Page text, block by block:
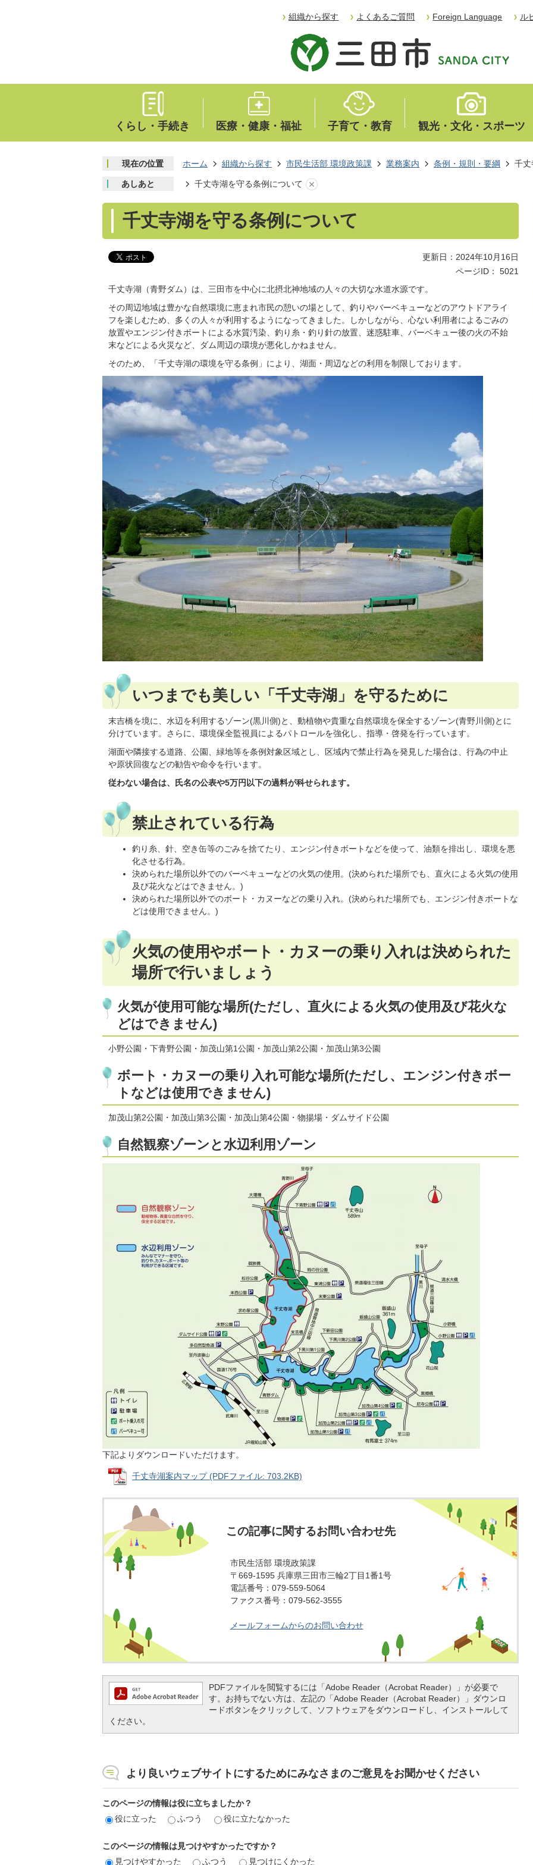
組織から探す よくあるご質問 Foreign Language ル
くらし・手続き 医療・健康・福祉 子育て・教育 観光・文化・スポーツ
現在の位置 ホーム 組織から探す 市民生活部 環境政策課 業務案内 条例・規則・要綱 千丈
あしあと 千丈寺湖を守る条例について
千丈寺湖を守る条例について
更新日：2024年10月16日
ページID：
5021
千丈寺湖（青野ダム）は、三田市を中心に北摂北神地域の人々の大切な水道水源です。
その周辺地域は豊かな自然環境に恵まれ市民の憩いの場として、釣りやバーベキューなどのアウトドアライ
フを楽しむため、多くの人々が利用するようになってきました。しかしながら、心ない利用者によるごみの
放置やエンジン付きボートによる水質汚染、釣り糸・釣り針の放置、迷惑駐車、バーベキュー後の火の不始
末などによる火災など、ダム周辺の環境が悪化しかねません。
そのため、「千丈寺湖の環境を守る条例」により、湖面・周辺などの利用を制限しております。
いつまでも美しい「千丈寺湖」を守るために
末吉橋を境に、水辺を利用するゾーン(黒川側)と、動植物や貴重な自然環境を保全するゾーン(青野川側)とに
分けています。さらに、環境保全監視員によるパトロールを強化し、指導・啓発を行っています。
湖面や隣接する道路、公園、緑地等を条例対象区域とし、区域内で禁止行為を発見した場合は、行為の中止
や原状回復などの勧告や命令を行います。
従わない場合は、氏名の公表や5万円以下の過料が科せられます。
禁止されている行為
釣り糸、針、空き缶等のごみを捨てたり、エンジン付きボートなどを使って、油類を排出し、環境を悪
化させる行為。
決められた場所以外でのバーベキューなどの火気の使用。(決められた場所でも、直火による火気の使用
及び花火などはできません。)
決められた場所以外でのボート・カヌーなどの乗り入れ。(決められた場所でも、エンジン付きボートな
どは使用できません。)
火気の使用やボート・カヌーの乗り入れは決められた
場所で行いましょう
火気が使用可能な場所(ただし、直火による火気の使用及び花火な
どはできません)
小野公園・下青野公園・加茂山第1公園・加茂山第2公園・加茂山第3公園
ボート・カヌーの乗り入れ可能な場所(ただし、エンジン付きボー
トなどは使用できません)
加茂山第2公園・加茂山第3公園・加茂山第4公園・物揚場・ダムサイド公園
自然観察ゾーンと水辺利用ゾーン
下記よりダウンロードいただけます。
千丈寺湖案内マップ (PDFファイル: 703.2KB)
この記事に関するお問い合わせ先
市民生活部 環境政策課
〒669-1595 兵庫県三田市三輪2丁目1番1号
電話番号：079-559-5064
ファクス番号：079-562-3555
メールフォームからのお問い合わせ
PDFファイルを閲覧するには「Adobe Reader（Acrobat Reader）」が必要で
す。お持ちでない方は、左記の「Adobe Reader（Acrobat Reader）」ダウンロ
ードボタンをクリックして、ソフトウェアをダウンロードし、インストールして
ください。
より良いウェブサイトにするためにみなさまのご意見をお聞かせください
このページの情報は役に立ちましたか？
役に立った
ふつう 役に立たなかった
このページの情報は見つけやすかったですか？
見つけやすかった
ふつう 見つけにくかった